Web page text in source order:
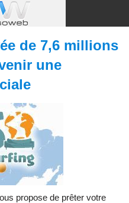
de 7,6 millions
une
propose de prêter votre